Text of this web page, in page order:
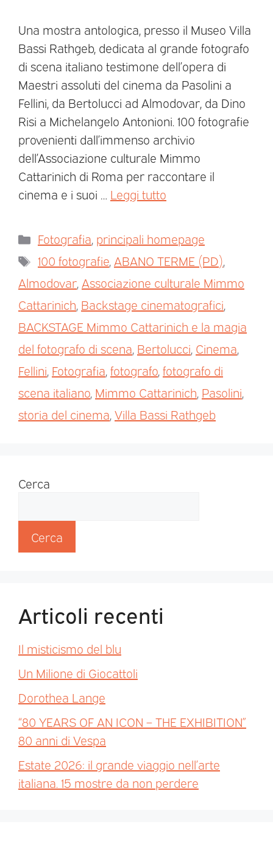
Una mostra antologica, presso il Museo Villa
Bassi Rathgeb, dedicata al grande fotografo
di scena italiano testimone dell’opera di
Maestri assoluti del cinema da Pasolini a
Fellini, da Bertolucci ad Almodovar, da Dino
Risi a Michelangelo Antonioni. 100 fotografie
provenienti dall’immenso archivio
dell’Associazione culturale Mimmo
Cattarinich di Roma per raccontare il
cinema e i suoi … Leggi tutto
Fotografia, principali homepage
100 fotografie, ABANO TERME (PD),
Almodovar, Associazione culturale Mimmo
Cattarinich, Backstage cinematografici,
BACKSTAGE Mimmo Cattarinich e la magia
del fotografo di scena, Bertolucci, Cinema,
Fellini, Fotografia,fotografo,fotografo di
scena italiano, Mimmo Cattarinich, Pasolini,
storia del cinema,Villa Bassi Rathgeb
Cerca
Cerca
Articoli recenti
Il misticismo del blu
Un Milione di Giocattoli
Dorothea Lange
“80 YEARS OF AN ICON – THE EXHIBITION”
80 anni di Vespa
Estate 2026: il grande viaggio nell’arte
italiana. 15 mostre da non perdere